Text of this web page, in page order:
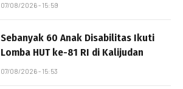
07/08/2026 - 15:59
Sebanyak 60 Anak Disabilitas Ikuti
Lomba HUT ke-81 RI di Kalijudan
07/08/2026 - 15:53